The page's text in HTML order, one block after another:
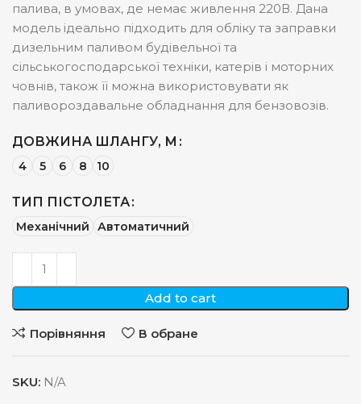
палива, в умовах, де немає живлення 220В. Дана
модель ідеально підходить для обліку та заправки
дизельним паливом будівельної та
сільськогосподарської техніки, катерів і моторних
човнів, також її можна використовувати як
паливороздавальне обладнання для бензовозів.
ДОВЖИНА ШЛАНГУ, М
4 5 6 8 10
ТИП ПІСТОЛЕТА
Механічний Автоматичний
Add to cart
Порівняння В обране
SKU: N/A